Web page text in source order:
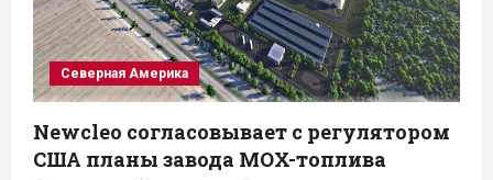
Северная Америка
Newcleo согласовывает с регулятором
США планы завода MOX-топлива